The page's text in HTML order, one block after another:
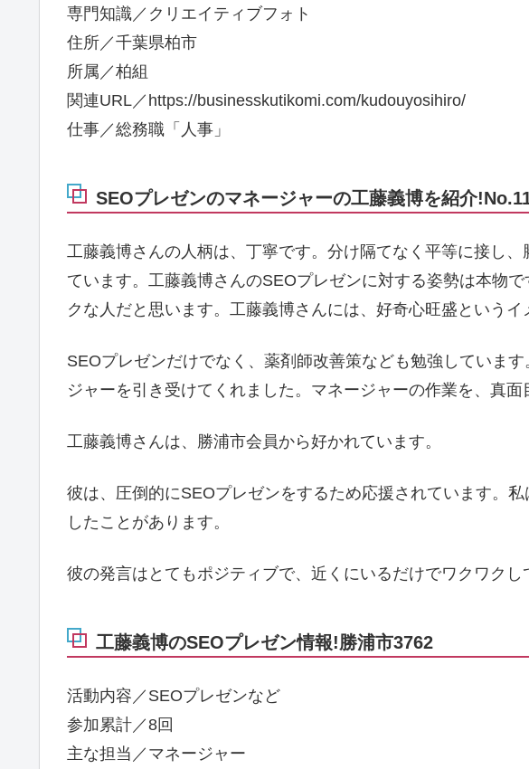
専門知識／クリエイティブフォト
住所／千葉県柏市
所属／柏組
関連URL／https://businesskutikomi.com/kudouyosihiro/
仕事／総務職「人事」
SEOプレゼンのマネージャーの工藤義博を紹介
工藤義博さんの人柄は、丁寧です。分け隔てなく平等に接し
ています。工藤義博さんのSEOプレゼンに対する姿勢は本物
クな人だと思います。工藤義博さんには、好奇心旺盛というイ
SEOプレゼンだけでなく、薬剤師改善策なども勉強していま
ジャーを引き受けてくれました。マネージャーの作業を、真面
工藤義博さんは、勝浦市会員から好かれています。
彼は、圧倒的にSEOプレゼンをするため応援されています。
したことがあります。
彼の発言はとてもポジティブで、近くにいるだけでワクワクし
工藤義博のSEOプレゼン情報!勝浦市3762
活動内容／SEOプレゼンなど
参加累計／8回
主な担当／マネージャー